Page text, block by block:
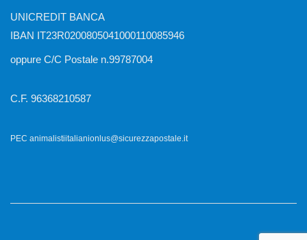
UNICREDIT BANCA
IBAN IT23R0200805041000110085946
oppure C/C Postale n.99787004
C.F. 96368210587
PEC animalistiitalianionlus@sicurezzapostale.it